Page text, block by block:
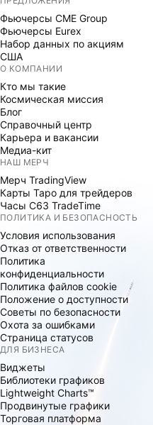
Фьючерсы CME Group
Фьючерсы Eurex
Набор данных по акциям
США
О КОМПАНИИ
Кто мы такие
Космическая миссия
Блог
Справочный центр
Карьера и вакансии
Медиа-кит
НАШ МЕРЧ
Мерч TradingView
Карты Таро для трейдеров
Часы C63 TradeTime
ПОЛИТИКА И БЕЗОПАСНОСТЬ
Условия использования
Отказ от ответственности
Политика
конфиденциальности
Политика файлов cookie
Положение о доступности
Советы по безопасности
Охота за ошибками
Страница статусов
ДЛЯ БИЗНЕСА
Виджеты
Библиотеки графиков
Lightweight Charts™
Продвинутые графики
Торговая платформа